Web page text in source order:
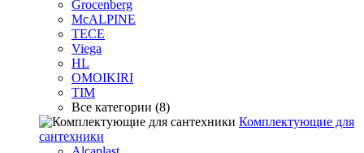
Grocenberg
McALPINE
TECE
Viega
HL
OMOIKIRI
TIM
Все категории (8)
Комплектующие для
сантехники